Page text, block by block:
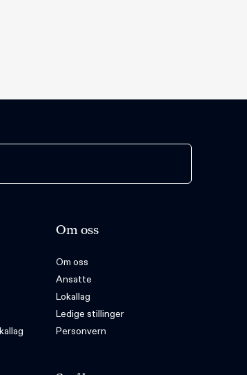
Om oss
Om oss
Ansatte
Lokallag
Ledige stillinger
Personvern